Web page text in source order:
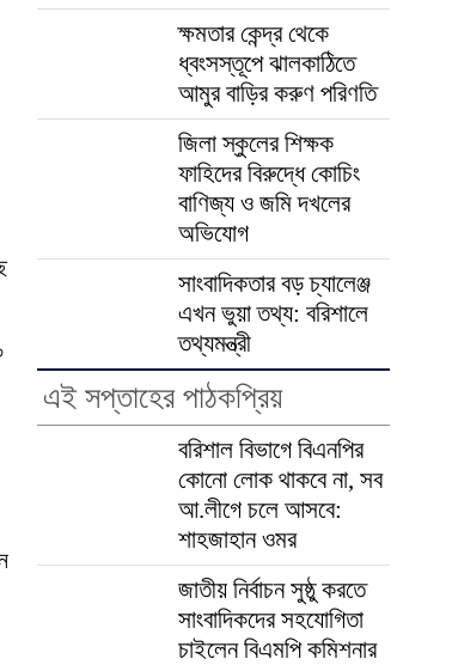
ক্ষমতার কেন্দ্র থেকে
ধ্বংসস্তূপে ঝালকাঠিতে
আমুর বাড়ির করুণ পরিণতি
জিলা স্কুলের শিক্ষক
ফাহিদের বিরুদ্ধে কোচিং
বাণিজ্য ও জমি দখলের
অভিযোগ
সাংবাদিকতার বড় চ্যালেঞ্জ
এখন ভুয়া তথ্য: বরিশালে
তথ্যমন্ত্রী
এই সপ্তাহের পাঠকপ্রিয়
বরিশাল বিভাগে বিএনপির
কোনো লোক থাকবে না, সব
আ.লীগে চলে আসবে:
শাহজাহান ওমর
জাতীয় নির্বাচন সুষ্ঠু করতে
সাংবাদিকদের সহযোগিতা
চাইলেন বিএমপি কমিশনার